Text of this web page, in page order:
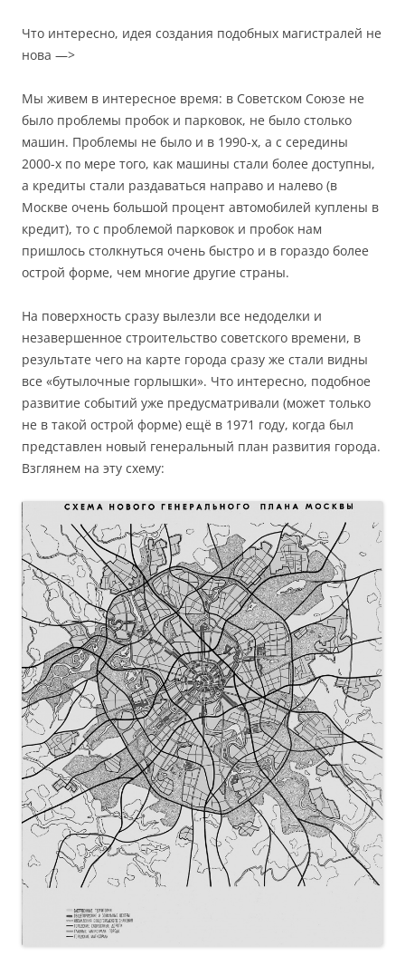
Что интересно, идея создания подобных магистралей не
нова —>
Мы живем в интересное время: в Советском Союзе не
было проблемы пробок и парковок, не было столько
машин. Проблемы не было и в 1990-х, а с середины
2000-х по мере того, как машины стали более доступны,
а кредиты стали раздаваться направо и налево (в
Москве очень большой процент автомобилей куплены в
кредит), то с проблемой парковок и пробок нам
пришлось столкнуться очень быстро и в гораздо более
острой форме, чем многие другие страны.
На поверхность сразу вылезли все недоделки и
незавершенное строительство советского времени, в
результате чего на карте города сразу же стали видны
все «бутылочные горлышки». Что интересно, подобное
развитие событий уже предусматривали (может только
не в такой острой форме) ещё в 1971 году, когда был
представлен новый генеральный план развития города.
Взглянем на эту схему: